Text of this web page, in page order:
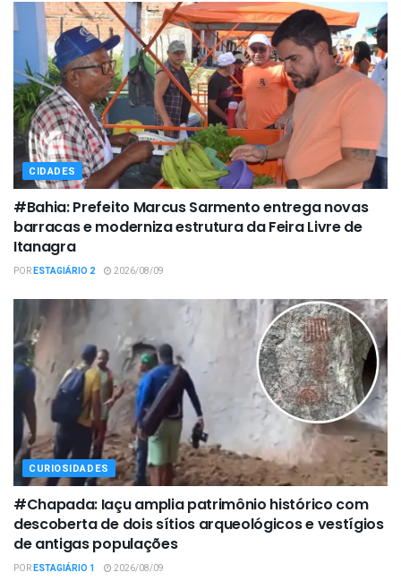
CIDADES
#Bahia: Prefeito Marcus Sarmento entrega novas
barracas e moderniza estrutura da Feira Livre de
Itanagra
PORESTAGIÁRIO 2 2026/08/09
CURIOSIDADES
#Chapada: Iaçu amplia patrimônio histórico com
descoberta de dois sítios arqueológicos e vestígios
de antigas populações
PORESTAGIÁRIO 1 2026/08/09